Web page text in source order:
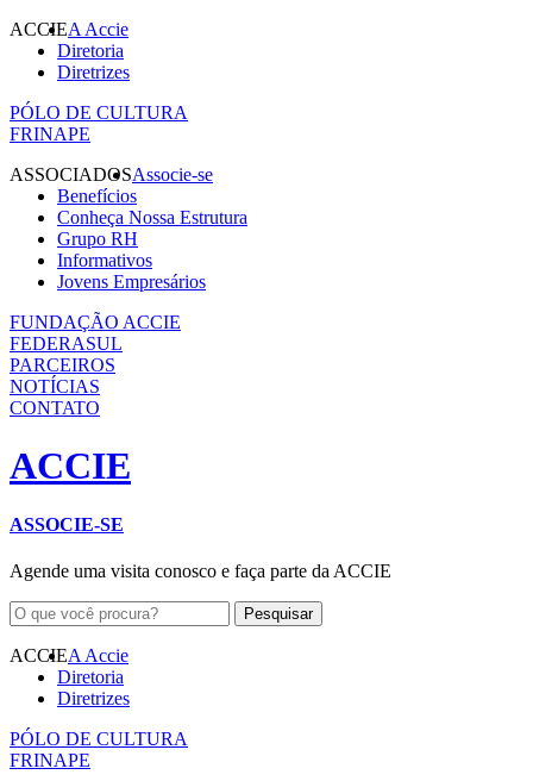
ACCIEA Accie
Diretoria
Diretrizes
PÓLO DE CULTURA
FRINAPE
ASSOCIADOSAssocie-se
Benefícios
Conheça Nossa Estrutura
Grupo RH
Informativos
Jovens Empresários
FUNDAÇÃO ACCIE
FEDERASUL
PARCEIROS
NOTÍCIAS
CONTATO
ACCIE
ASSOCIE-SE
Agende uma visita conosco e faça parte da ACCIE
ACCIEA Accie
Diretoria
Diretrizes
PÓLO DE CULTURA
FRINAPE